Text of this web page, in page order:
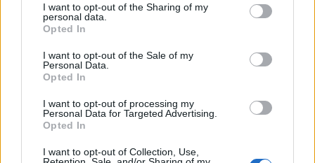
not limited to your visit or usage behaviour. You may click to
grant or deny consent to Google and its third-party tags to
use your data for below specified purposes in below Google
consent section.
I want to opt-out of the Sharing of my
personal data.
Opted In
I want to opt-out of the Sale of my
Personal Data.
Opted In
I want to opt-out of processing my
Personal Data for Targeted Advertising.
Opted In
I want to opt-out of Collection, Use,
2000 /2000
Όροι Χρήσης . Το site προστατεύεται από reCAPTCHA, ισχύουν
Πολιτική Απορρήτου
Ελλάδα
ΕΓΚΛΗΜΑΤΙΚΗ ΟΡΓΑΝΩΣΗ
Share: